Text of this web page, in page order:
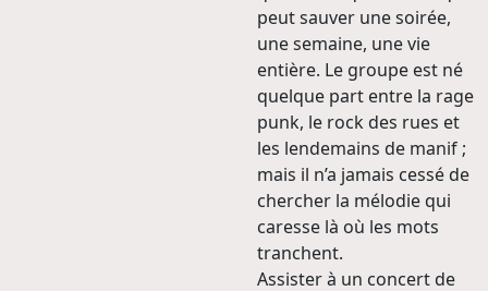
peut sauver une soirée,
une semaine, une vie
entière. Le groupe est né
quelque part entre la rage
punk, le rock des rues et
les lendemains de manif ;
mais il n’a jamais cessé de
chercher la mélodie qui
caresse là où les mots
tranchent.
Assister à un concert de